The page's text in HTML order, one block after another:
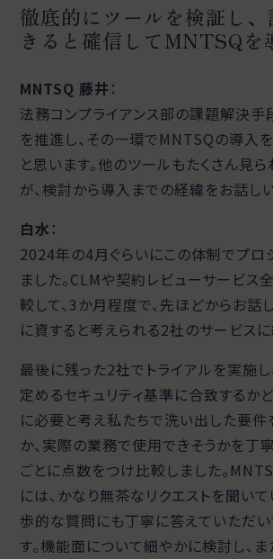
徹底的にツールを検証し
きると確信してMNTSQを
MNTSQ 藤井 ：
法務コンプライアンス部の課題解決手
を推進し、その一環でMNTSQの導入
と思います。他のツールもたくさん見
が、検討から導入までの経緯をお話し
白水 ：
2024年の4月ぐらいにこの体制でプロ
ました。CLMや契約レビューサービス
較して、3か月程度で、先ほどからお話
に資すると考えられる2社のサービスに
最後に残った2社でトライアルを実施
定めるセキュリティ基準に合致するか
に必要と考え私たちで洗い出した要件
か、実際の業務で使用できそうかを丁
ごとに点数をつけ比較しました。
には、かなり無茶なリクエストを聞い
歩的な質問にも丁寧に答えていただ
す。機能面について細やかに検討し、